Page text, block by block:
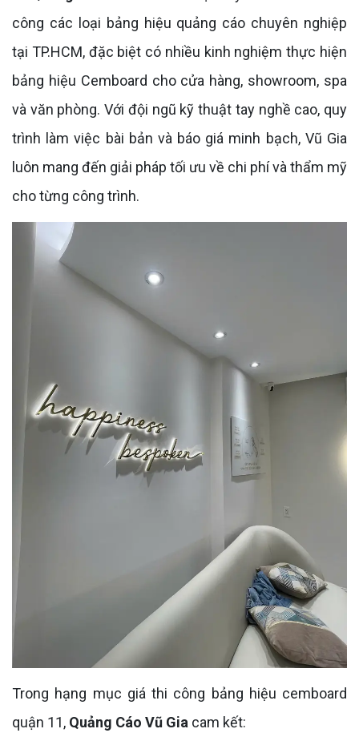
công các loại bảng hiệu quảng cáo chuyên nghiệp
tại TP.HCM, đặc biệt có nhiều kinh nghiệm thực hiện
bảng hiệu Cemboard cho cửa hàng, showroom, spa
và văn phòng. Với đội ngũ kỹ thuật tay nghề cao, quy
trình làm việc bài bản và báo giá minh bạch, Vũ Gia
luôn mang đến giải pháp tối ưu về chi phí và thẩm mỹ
cho từng công trình.
Trong hạng mục giá thi công bảng hiệu cemboard
quận 11, Quảng Cáo Vũ Gia cam kết: